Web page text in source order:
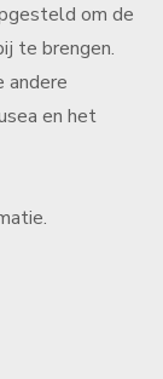
om de
te brengen.
andere
en het